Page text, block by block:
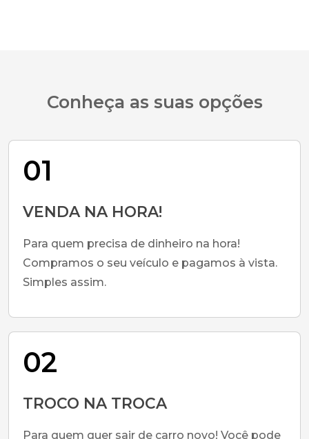
Conheça as suas opções
01
VENDA NA HORA!
Para quem precisa de dinheiro na hora!
Compramos o seu veículo e pagamos à vista.
Simples assim.
02
TROCO NA TROCA
Para quem quer sair de carro novo! Você pode